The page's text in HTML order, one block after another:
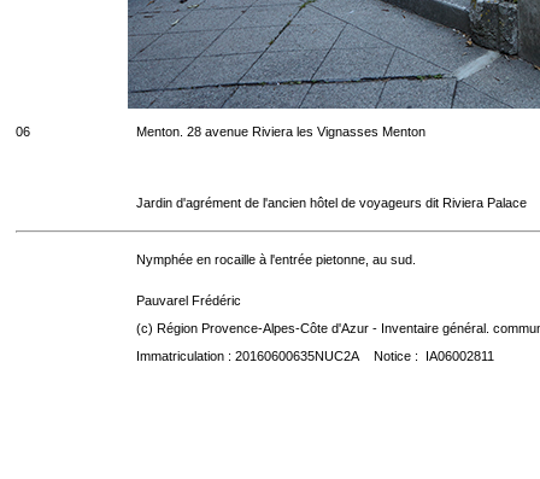
06 Menton. 28 avenue Riviera les Vignasses Menton
Jardin d'agrément de l'ancien hôtel de voyageurs dit Riviera Palace
Nymphée en rocaille à l'entrée pietonne, au sud.
Pauvarel Frédéric
(c) Région Provence-Alpes-Côte d'Azur - Inventaire général.
Immatriculation : 20160600635NUC2A Notice : IA06002811